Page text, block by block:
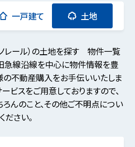
一戸建て 土地
レール）の土地を探す 物件一覧
急線沿線を中心に物件情報を豊
の不動産購入をお手伝いいたしま
ビスをご用意しておりますので、
んのこと、その他ご不明点につい
さい。